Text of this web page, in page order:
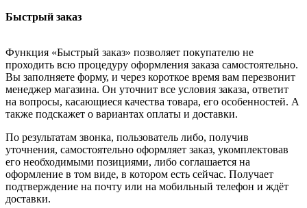
Быстрый заказ
Функция «Быстрый заказ» позволяет покупателю не
проходить всю процедуру оформления заказа самостоятельно.
Вы заполняете форму, и через короткое время вам перезвонит
менеджер магазина. Он уточнит все условия заказа, ответит
на вопросы, касающиеся качества товара, его особенностей. А
также подскажет о вариантах оплаты и доставки.
По результатам звонка, пользователь либо, получив
уточнения, самостоятельно оформляет заказ, укомплектовав
его необходимыми позициями, либо соглашается на
оформление в том виде, в котором есть сейчас. Получает
подтверждение на почту или на мобильный телефон и ждёт
доставки.